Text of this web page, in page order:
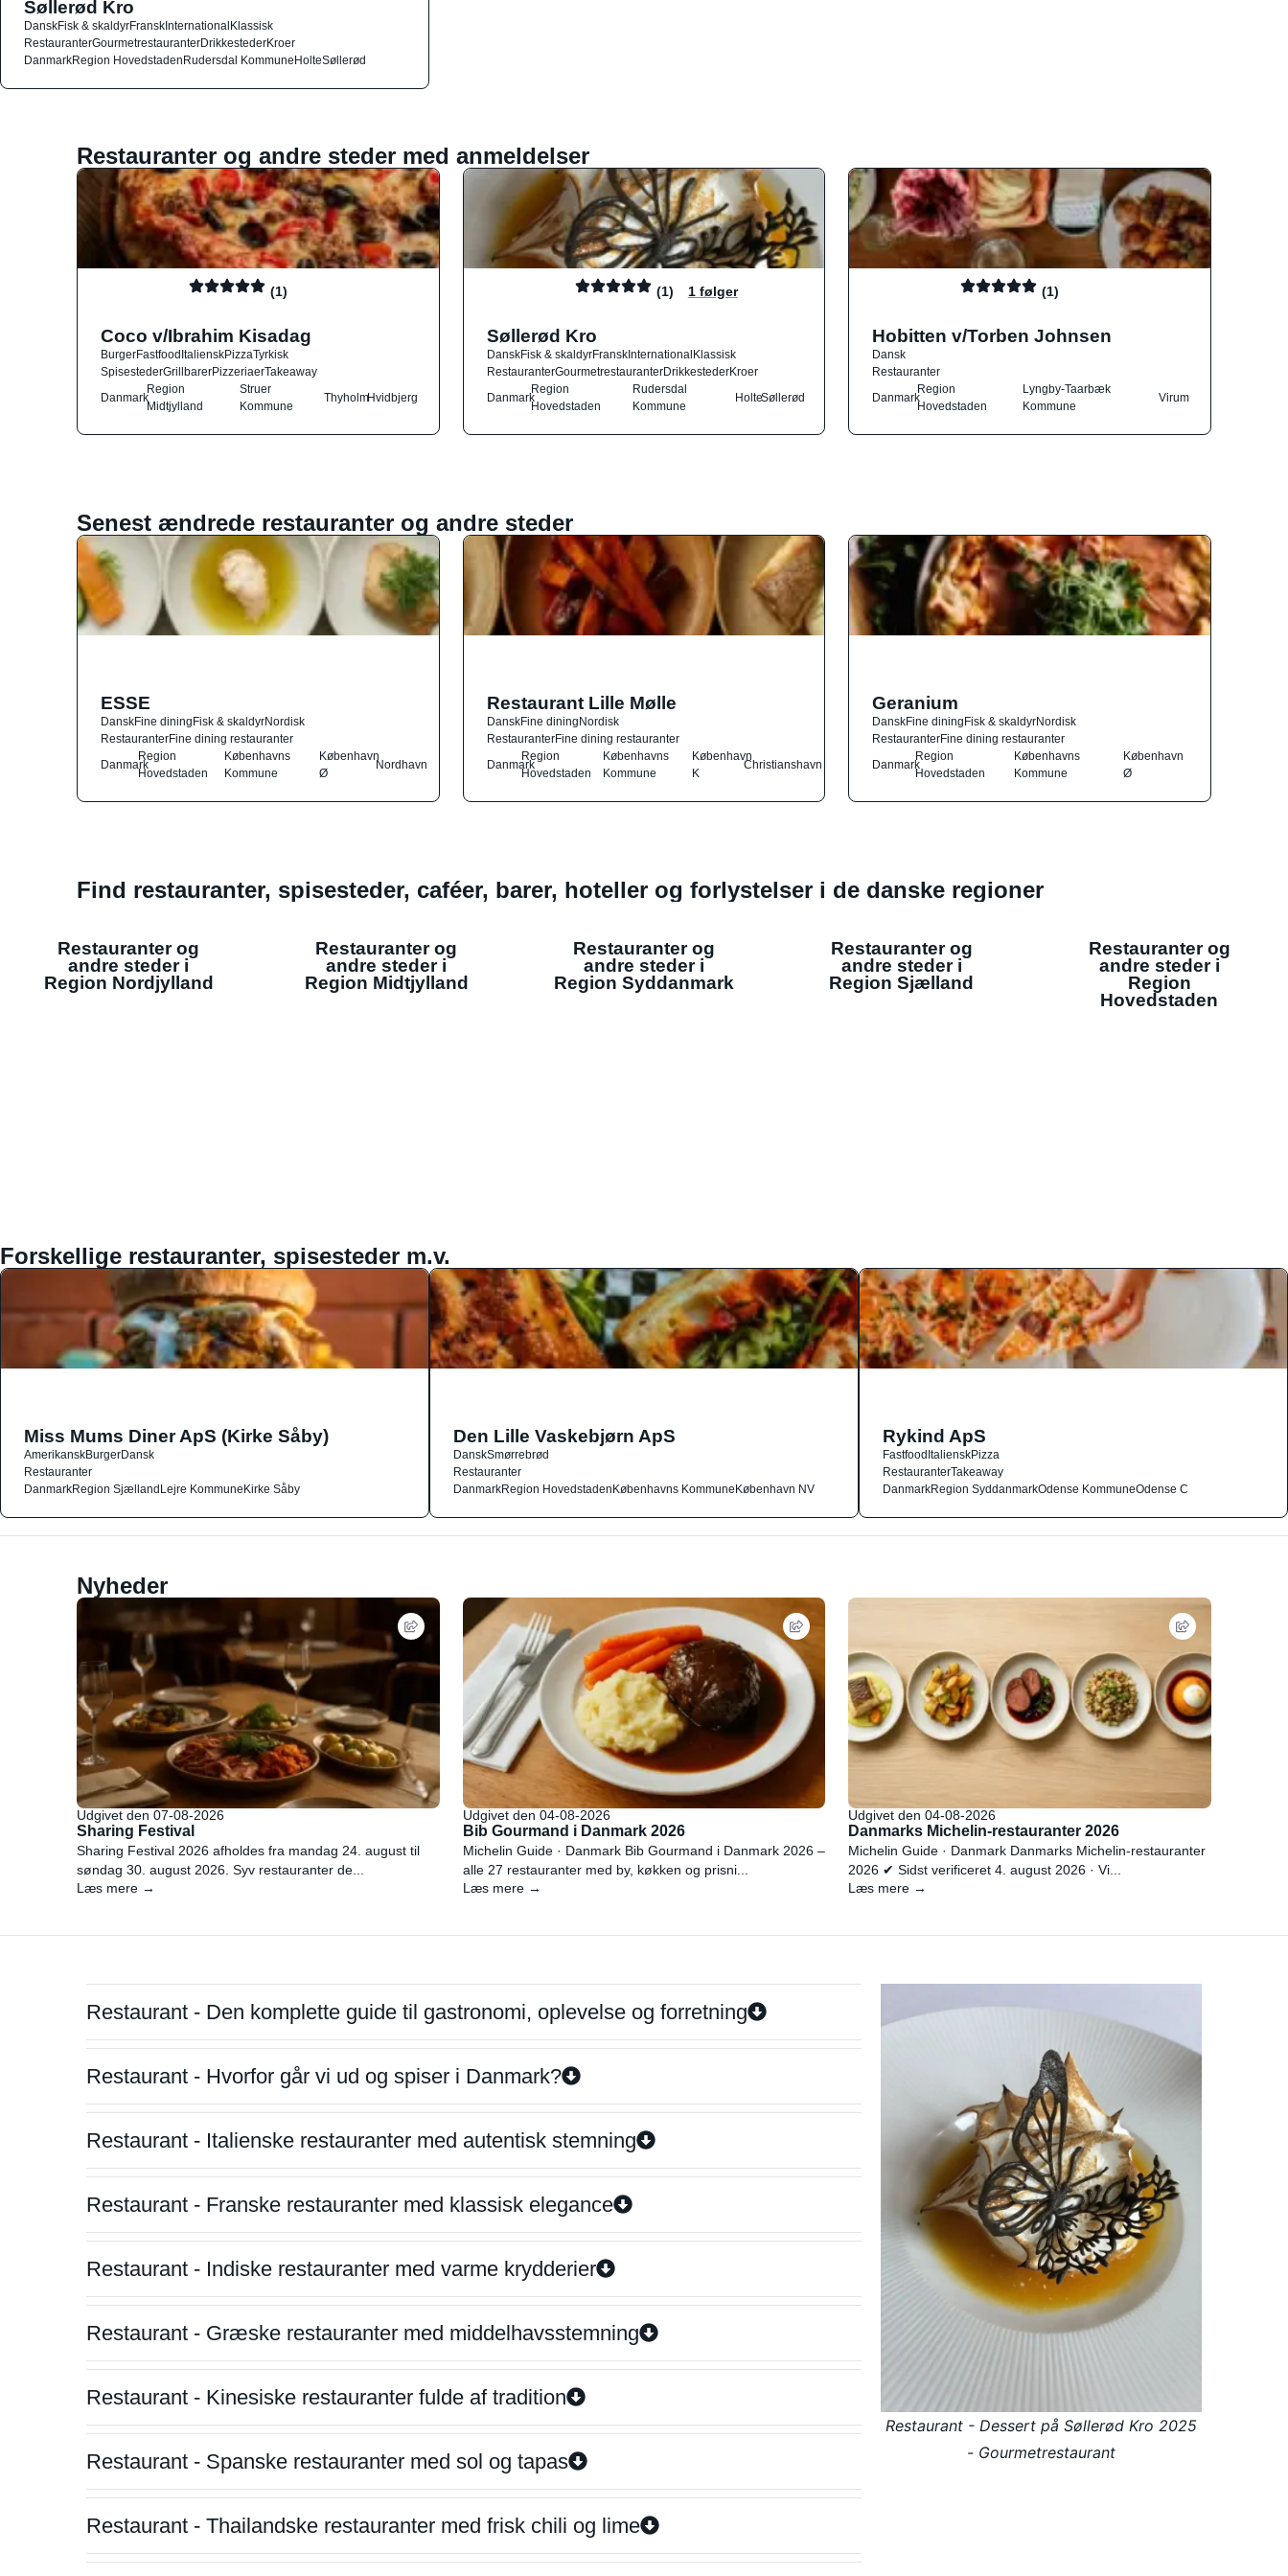
Søllerød Kro
DanskFisk & skaldyrFranskInternationalKlassisk
RestauranterGourmetrestauranterDrikkestederKroer
DanmarkRegion HovedstadenRudersdal KommuneHolteSøllerød
Restauranter og andre steder med anmeldelser
(1)
Coco v/Ibrahim Kisadag
BurgerFastfoodItalienskPizzaTyrkisk
SpisestederGrillbarerPizzeriaerTakeaway
Danmark
Region
Midtjylland
Struer
Kommune
ThyholmHvidbjerg
(1) 1 følger
Søllerød Kro
DanskFisk & skaldyrFranskInternationalKlassisk
RestauranterGourmetrestauranterDrikkestederKroer
Danmark
Region
Hovedstaden
Rudersdal
Kommune
HolteSøllerød
(1)
Hobitten v/Torben Johnsen
Dansk
Restauranter
Danmark
Region
Hovedstaden
Lyngby-Taarbæk
Kommune
Virum
Senest ændrede restauranter og andre steder
ESSE
DanskFine diningFisk & skaldyrNordisk
RestauranterFine dining restauranter
Danmark
Region
Hovedstaden
Københavns
Kommune
København
Ø
Nordhavn
Restaurant Lille Mølle
DanskFine diningNordisk
RestauranterFine dining restauranter
Danmark
Region
Hovedstaden
Københavns
Kommune
København
K
Christianshavn
Geranium
DanskFine diningFisk & skaldyrNordisk
RestauranterFine dining restauranter
Danmark
Region
Hovedstaden
Københavns
Kommune
København
Ø
Find restauranter, spisesteder, caféer, barer, hoteller og forlystelser i de danske regioner
Restauranter og
andre steder i
Region Nordjylland
Restauranter og
andre steder i
Region Midtjylland
Restauranter og
andre steder i
Region Syddanmark
Restauranter og
andre steder i
Region Sjælland
Restauranter og
andre steder i
Region
Hovedstaden
Forskellige restauranter, spisesteder m.v.
Miss Mums Diner ApS (Kirke Såby)
AmerikanskBurgerDansk
Restauranter
DanmarkRegion SjællandLejre KommuneKirke Såby
Den Lille Vaskebjørn ApS
DanskSmørrebrød
Restauranter
DanmarkRegion HovedstadenKøbenhavns KommuneKøbenhavn NV
Rykind ApS
FastfoodItalienskPizza
RestauranterTakeaway
DanmarkRegion SyddanmarkOdense KommuneOdense C
Nyheder
Udgivet den 07-08-2026
Sharing Festival
Sharing Festival 2026 afholdes fra mandag 24. august til
søndag 30. august 2026. Syv restauranter de...
Læs mere →
Udgivet den 04-08-2026
Bib Gourmand i Danmark 2026
Michelin Guide · Danmark Bib Gourmand i Danmark 2026 –
alle 27 restauranter med by, køkken og prisni...
Læs mere →
Udgivet den 04-08-2026
Danmarks Michelin-restauranter 2026
Michelin Guide · Danmark Danmarks Michelin-restauranter
2026 ✔ Sidst verificeret 4. august 2026 · Vi...
Læs mere →
Restaurant - Den komplette guide til gastronomi, oplevelse og forretning
Restaurant - Hvorfor går vi ud og spiser i Danmark?
Restaurant - Italienske restauranter med autentisk stemning
Restaurant - Franske restauranter med klassisk elegance
Restaurant - Indiske restauranter med varme krydderier
Restaurant - Græske restauranter med middelhavsstemning
Restaurant - Kinesiske restauranter fulde af tradition
Restaurant - Spanske restauranter med sol og tapas
Restaurant - Thailandske restauranter med frisk chili og lime
Restaurant - Dessert på Søllerød Kro 2025
- Gourmetrestaurant